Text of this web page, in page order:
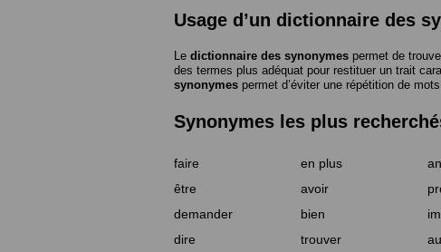
Usage d’un dictionnaire des
Le dictionnaire des synonymes permet de
des termes plus adéquat pour restituer un trait
synonymes permet d’éviter une répétition de
Synonymes les plus
faire en plus
être
avoir
demander
bien
dire
trouver